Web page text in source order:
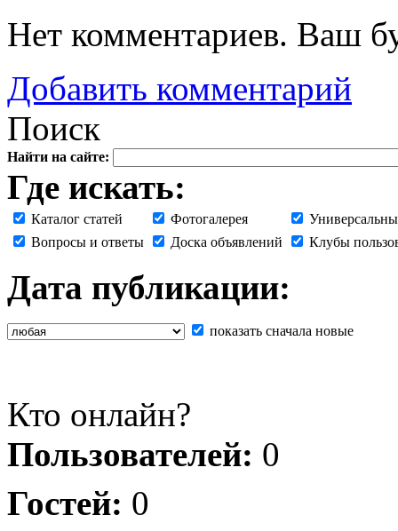
Нет комментариев. Ваш
Добавить комментарий
Поиск
Найти на сайте:
Где искать:
Каталог статей Фотогалерея
Вопросы и ответы
Доска объявлений Клубы
Дата публикации:
показать сначала новые
Кто онлайн?
Пользователей: 0
Гостей: 0